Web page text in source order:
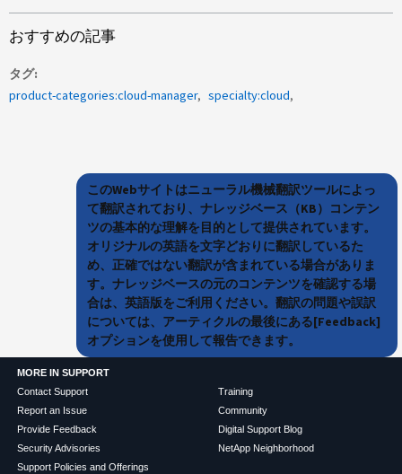
おすすめの記事
タグ
product-categories:cloud-manager
specialty:cloud
このWebサイトはニューラル機械翻訳ツールによっ
て翻訳されており、ナレッジベース（KB）コンテン
ツの基本的な理解を目的として提供されています。
オリジナルの英語を文字どおりに翻訳しているた
め、正確ではない翻訳が含まれている場合がありま
す。ナレッジベースの元のコンテンツを確認する場
合は、英語版をご利用ください。翻訳の問題や誤訳
については、アーティクルの最後にある[Feedback]
オプションを使用して報告できます。
MORE IN SUPPORT
Contact Support
Report an Issue
Provide Feedback
Security Advisories
Support Policies and Offerings
Training
Community
Digital Support Blog
NetApp Neighborhood